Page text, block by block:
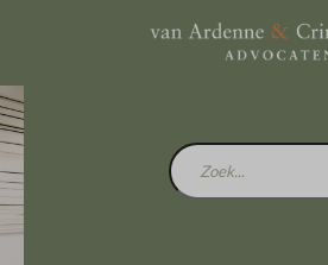
Wanneer is